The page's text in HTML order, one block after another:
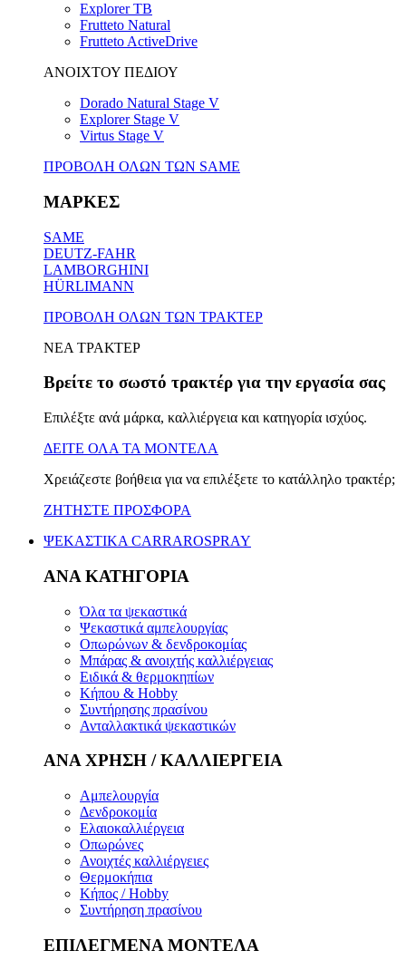
Explorer TB
Frutteto Natural
Frutteto ActiveDrive
ΑΝΟΙΧΤΟΥ ΠΕΔΙΟΥ
Dorado Natural Stage V
Explorer Stage V
Virtus Stage V
ΠΡΟΒΟΛΗ ΟΛΩΝ ΤΩΝ SAME
ΜΑΡΚΕΣ
SAME
DEUTZ-FAHR
LAMBORGHINI
HÜRLIMANN
ΠΡΟΒΟΛΗ ΟΛΩΝ ΤΩΝ ΤΡΑΚΤΕΡ
ΝΕΑ ΤΡΑΚΤΕΡ
Βρείτε το σωστό τρακτέρ για την εργασία σας
Επιλέξτε ανά μάρκα, καλλιέργεια και κατηγορία ισχύος.
ΔΕΙΤΕ ΟΛΑ ΤΑ ΜΟΝΤΕΛΑ
Χρειάζεστε βοήθεια για να επιλέξετε το κατάλληλο τρακτέρ;
ΖΗΤΗΣΤΕ ΠΡΟΣΦΟΡΑ
ΨΕΚΑΣΤΙΚΑ CARRAROSPRAY
ΑΝΑ ΚΑΤΗΓΟΡΙΑ
Όλα τα ψεκαστικά
Ψεκαστικά αμπελουργίας
Οπωρώνων & δενδροκομίας
Μπάρας & ανοιχτής καλλιέργειας
Ειδικά & θερμοκηπίων
Κήπου & Hobby
Συντήρησης πρασίνου
Ανταλλακτικά ψεκαστικών
ΑΝΑ ΧΡΗΣΗ / ΚΑΛΛΙΕΡΓΕΙΑ
Αμπελουργία
Δενδροκομία
Ελαιοκαλλιέργεια
Οπωρώνες
Ανοιχτές καλλιέργειες
Θερμοκήπια
Κήπος / Hobby
Συντήρηση πρασίνου
ΕΠΙΛΕΓΜΕΝΑ ΜΟΝΤΕΛΑ